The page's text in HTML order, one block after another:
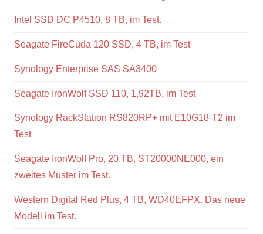
Intel SSD DC P4510, 8 TB, im Test.
Seagate FireCuda 120 SSD, 4 TB, im Test
Synology Enterprise SAS SA3400
Seagate IronWolf SSD 110, 1,92TB, im Test
Synology RackStation RS820RP+ mit E10G18-T2 im
Test
Seagate IronWolf Pro, 20 TB, ST20000NE000, ein
zweites Muster im Test.
Western Digital Red Plus, 4 TB, WD40EFPX. Das neue
Modell im Test.